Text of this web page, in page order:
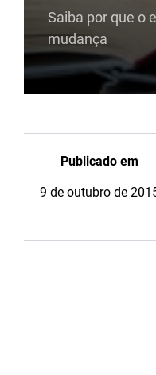
Saiba por que o
mudança
Publicado em
9 de outubro de